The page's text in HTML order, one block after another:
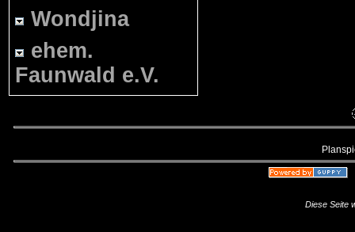
Wondjina
ehem.
Faunwald e.V.
Diese Seite